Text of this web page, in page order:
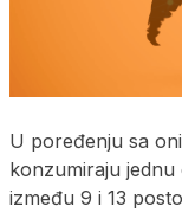
U poređenju sa
konzumiraju jednu
između 9 i 13